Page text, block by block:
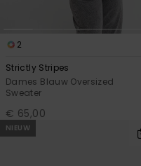
2
Strictly Stripes
Dames Blauw Oversized
Sweater
€ 65,00
NIEUW